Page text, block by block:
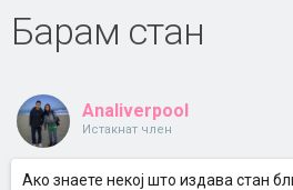
Барам стан
Analiverpool
Истакнат член
Ако знаете некој што издава стан